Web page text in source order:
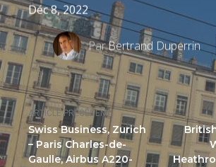
ARTICLE PRÉCÉDENT
Swiss Business, Zurich
– Paris Charles-de-
Gaulle, Airbus A220-
Déc 8, 2022
ParBertrand Duperrin